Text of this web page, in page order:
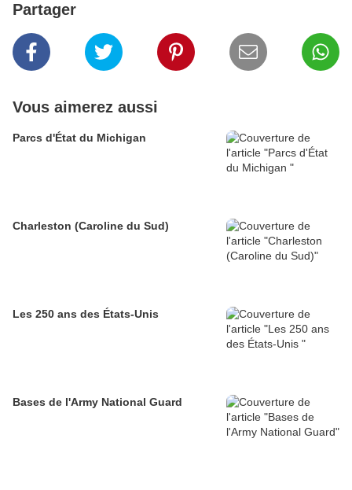
Partager
Vous aimerez aussi
Parcs d'État du Michigan
Charleston (Caroline du Sud)
Les 250 ans des États-Unis
Bases de l'Army National Guard